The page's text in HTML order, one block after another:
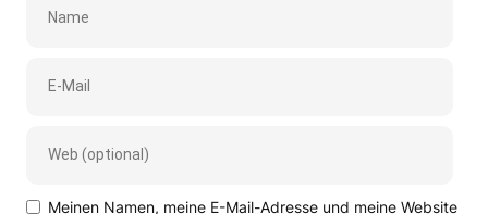
Meinen Namen, meine E-Mail-Adresse und meine Website